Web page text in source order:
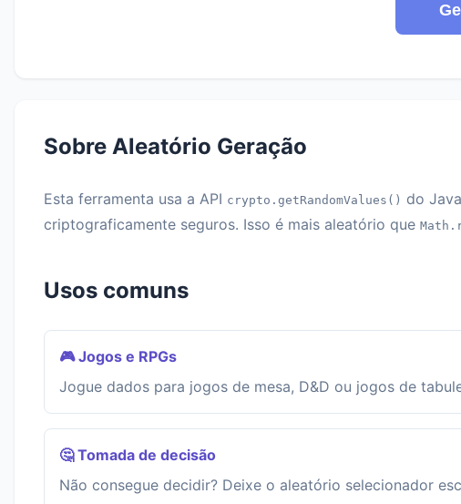
Sobre Aleatório Geração
Esta ferramenta usa a API crypto.getRandomValues() do
criptograficamente seguros. Isso é mais aleatório que
Usos comuns
🎮 Jogos e RPGs
Jogue dados para jogos de mesa, D&D ou jogos de
🤔 Tomada de decisão
Não consegue decidir? Deixe o aleatório selecionador